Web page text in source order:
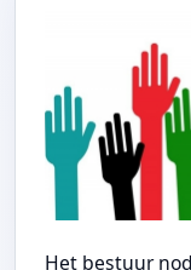
Het bestuur